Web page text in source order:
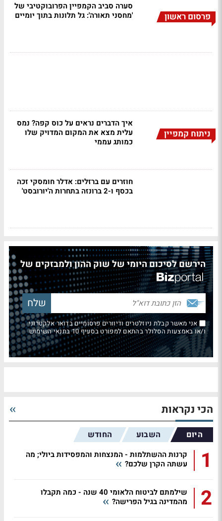
פרסום ראשון
סערה סביב הקמפיין הפרובוקטיבי של
'מחסני תאורה': גל תלונות בתוך יומיים
ניתוח קמפיין
איך הדברים נראים על כוס קפה? נמס
עלית מצא את המקום המדויק שלו
כמותג עממי
חוזרים עם ברזלים: אדלר חומסקי זכה
בכסף ו-2 ברונזה בתחרות ה'יורובסט'
הירשם לסיכום היומי של שוק ההון ולמבזקים של
אני מאשר קבלת ניוזלטרים ודיוורים פרסומיים בדואר אלקטרוני
ו/או באמצעות הסלולר בהתאם למפורט בסעיף 10 בתנאי השימוש
הכי נקראות
היום השבוע החודש
1
קרנות ההשתלמות - המנצחות והמפסידות ביולי; מה
עשתה הקרן שלכם?
2
שילמתם לביטוח הלאומי 40 שנה - כמה תקבלו
מהמדינה בגיל הפרישה?